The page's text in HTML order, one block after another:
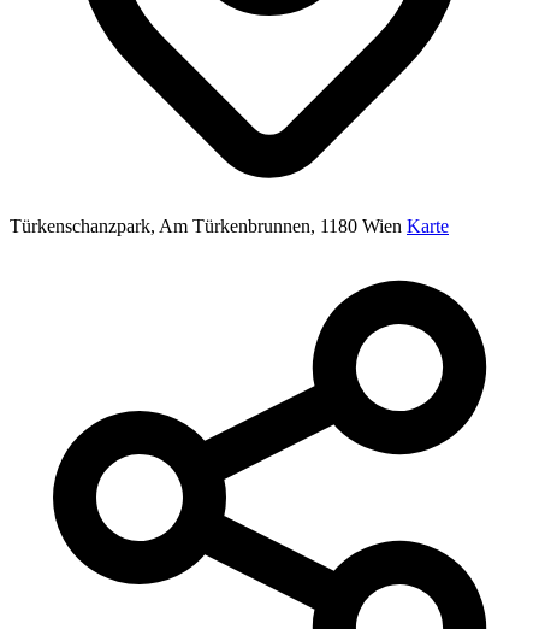
Türkenschanzpark, Am Türkenbrunnen, 1180 Wien Karte